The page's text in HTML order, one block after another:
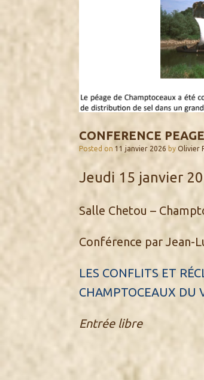
CONFERENCE
Posted on 11 janvier 2026 by Olivier
Jeudi 15 janvier
Salle Chetou –
Conférence par Jean-
LES CONFLITS ET
CHAMPTOCEAUX DU
Entrée libre